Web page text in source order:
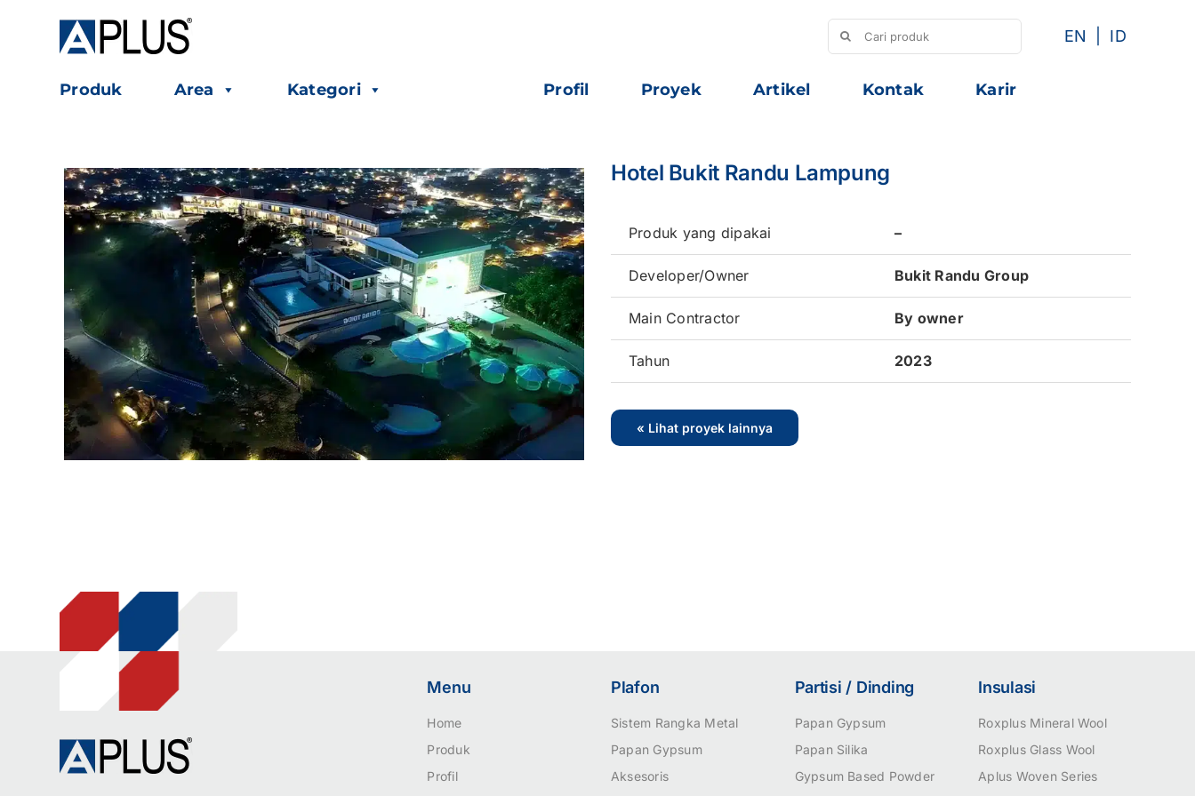
Search
for:
EN ID
Produk Area Kategori Profil Proyek Artikel Kontak Karir
Hotel Bukit Randu Lampung
Produk yang dipakai –
Developer/Owner Bukit Randu Group
Main Contractor By owner
Tahun 2023
« Lihat proyek lainnya
Menu
Home
Produk
Profil
Plafon
Sistem Rangka Metal
Papan Gypsum
Aksesoris
Partisi / Dinding
Papan Gypsum
Papan Silika
Gypsum Based Powder
Insulasi
Roxplus Mineral Wool
Roxplus Glass Wool
Aplus Woven Series